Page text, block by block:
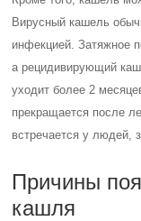
Вирусный кашель
инфекцией. Затяжное
а рецидивирующий
уходит более 2
прекращается после
встречается у людей,
Причины
кашля